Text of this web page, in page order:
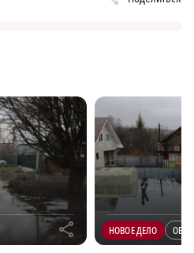
r НОВОЕ ДЕЛО